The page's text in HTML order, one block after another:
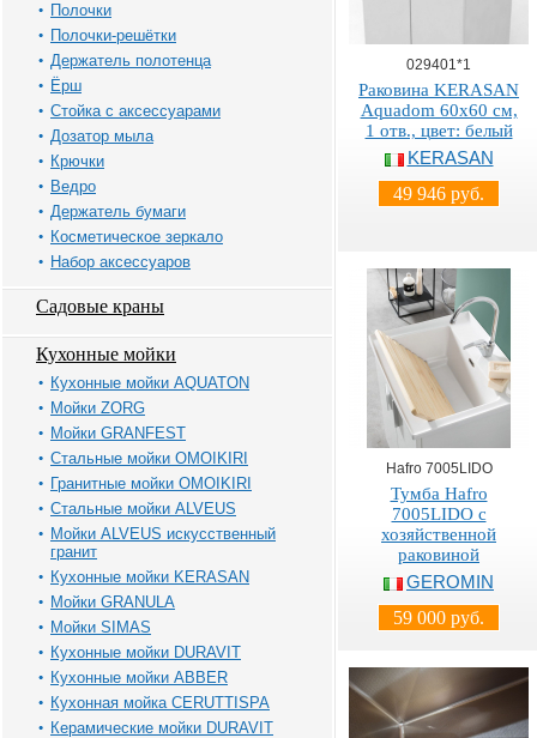
Полочки
Полочки-решётки
Держатель полотенца
Ёрш
Стойка с аксессуарами
Дозатор мыла
Крючки
Ведро
Держатель бумаги
Косметическое зеркало
Набор аксессуаров
Садовые краны
Кухонные мойки
Кухонные мойки AQUATON
Мойки ZORG
Мойки GRANFEST
Стальные мойки OMOIKIRI
Гранитные мойки OMOIKIRI
Стальные мойки ALVEUS
Мойки ALVEUS искусственный
гранит
Кухонные мойки KERASAN
Мойки GRANULA
Мойки SIMAS
Кухонные мойки DURAVIT
Кухонные мойки ABBER
Кухонная мойка CERUTTISPA
Керамические мойки DURAVIT
029401*1
Раковина KERASAN
Aquadom 60х60 см,
1 отв., цвет: белый
KERASAN
49 946 руб.
Hafro 7005LIDO
Тумба Hafro
7005LIDO с
хозяйственной
раковиной
GEROMIN
59 000 руб.